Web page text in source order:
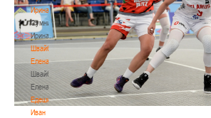
Ирина
Сумникова
Ирина
Швайбович
Елена
Швайбович
Елена
Едешко
Иван